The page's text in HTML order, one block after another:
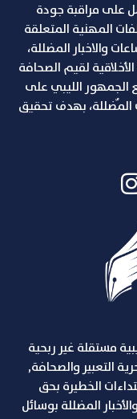
على مراقبة جودة
المهنية المتعلقة
والاخبار المضللة،
لقيم الصحافة
الجمهور الليبي على
المٌضللة، بهدف تحقيق
مستقلة غير ربحية
التعبير والصحافة,
الإعتداءات الخطيرة بحق
المضللة بوسائل